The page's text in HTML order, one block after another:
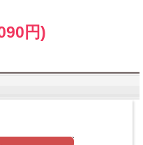
円)